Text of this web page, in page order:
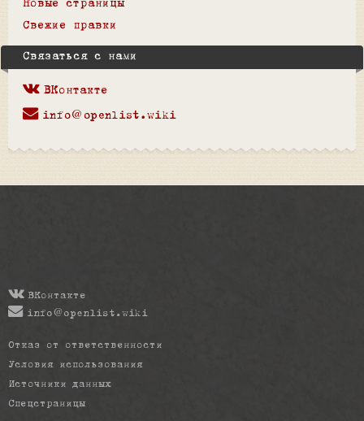
Новые страницы
Свежие правки
Связаться с нами
ВКонтакте
info@openlist.wiki
ВКонтакте
info@openlist.wiki
Отказ от ответственности
Условия использования
Источники данных
Спецстраницы